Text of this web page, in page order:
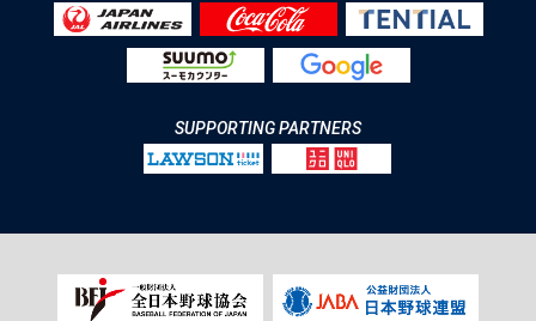
SUPPORTING PARTNERS